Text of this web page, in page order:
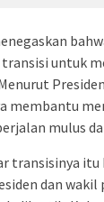
untuk
membantu
mulus
transisinya itu
dan